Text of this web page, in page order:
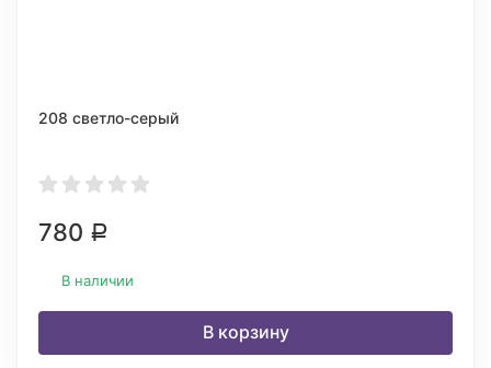
208 светло-серый
780 Р
В наличии
В корзину